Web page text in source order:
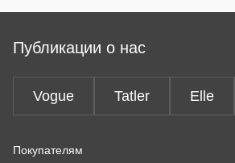
Публикации о нас
Vogue Tatler Elle
Покупателям